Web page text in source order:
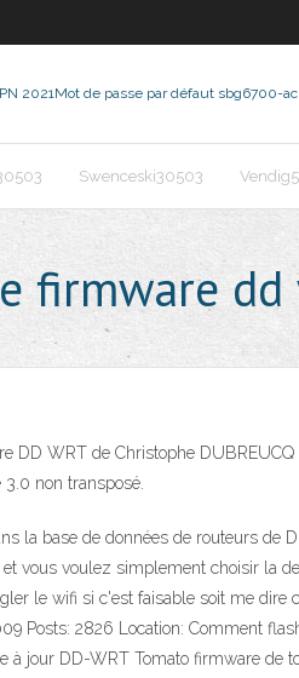
2021Mot de passe par défaut sbg6700-ac
Swenceski30503
firmware
WRT de Christophe
non transposé.
la base de données de routeurs de
vous voulez simplement choisir la
le wifi si c'est faisable soit me
Posts: 2826 Location: Comment
à jour DD-WRT Tomato firmware